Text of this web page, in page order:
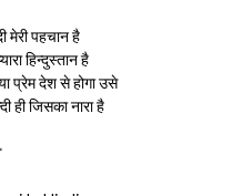
मेरी पहचान है
हिन्दुस्तान है
प्रेम देश से होगा उसे
ही जिसका नारा है